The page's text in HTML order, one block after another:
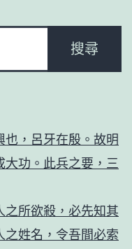
，呂牙在殷。故明
大功。此兵之要，三
之所欲殺，必先知其
之姓名，令吾間必索